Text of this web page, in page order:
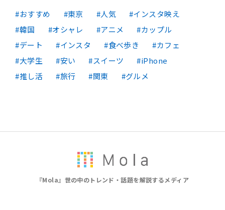
おすすめ 東京 人気
インスタ映え
韓国
オシャレ アニメ
カップル
デート
インスタ 食べ歩き
カフェ
大学生
安い スイーツ
iPhone
推し活
旅行 関東 グルメ
『Mola』世の中のトレンド・話題を解説するメディア